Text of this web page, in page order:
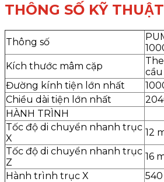
THÔNG SỐ KỸ THUẬT
Thông số
Kích thước mâm cặp
cầu
Đường kính tiện lớn nhất
Chiều dài tiện lớn nhất
HÀNH TRÌNH
Tốc độ di chuyển nhanh trục
X
12
Tốc độ di chuyển nhanh trục
Z
16
Hành trình trục X